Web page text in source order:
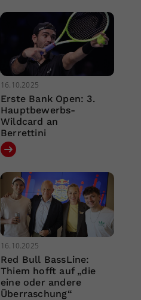
16.10.2025
Erste Bank Open: 3.
Hauptbewerbs-
Wildcard an
Berrettini
16.10.2025
Red Bull BassLine:
Thiem hofft auf „die
eine oder andere
Überraschung“